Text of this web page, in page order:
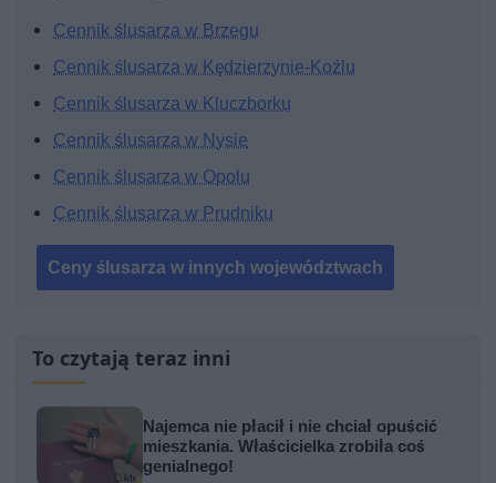
Cennik ślusarza w Brzegu
Cennik ślusarza w Kędzierzynie-Koźlu
Cennik ślusarza w Kluczborku
Cennik ślusarza w Nysie
Cennik ślusarza w Opolu
Cennik ślusarza w Prudniku
Ceny ślusarza w innych województwach
To czytają teraz inni
Najemca nie płacił i nie chciał opuścić
mieszkania. Właścicielka zrobiła coś
genialnego!